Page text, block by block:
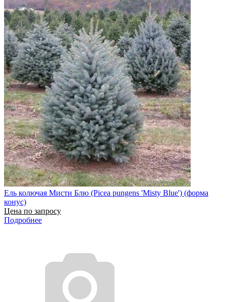
Ель колючая Мисти Блю (Picea pungens 'Misty Blue') (форма
конус)
Цена по запросу
Подробнее